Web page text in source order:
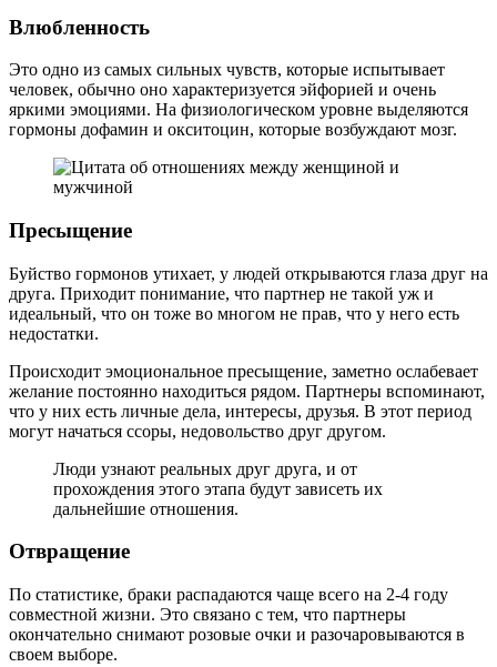
Влюбленность
Это одно из самых сильных чувств, которые испытывает
человек, обычно оно характеризуется эйфорией и очень
яркими эмоциями. На физиологическом уровне выделяются
гормоны дофамин и окситоцин, которые возбуждают мозг.
Пресыщение
Буйство гормонов утихает, у людей открываются глаза друг на
друга. Приходит понимание, что партнер не такой уж и
идеальный, что он тоже во многом не прав, что у него есть
недостатки.
Происходит эмоциональное пресыщение, заметно ослабевает
желание постоянно находиться рядом. Партнеры вспоминают,
что у них есть личные дела, интересы, друзья. В этот период
могут начаться ссоры, недовольство друг другом.
Люди узнают реальных друг друга, и от
прохождения этого этапа будут зависеть их
дальнейшие отношения.
Отвращение
По статистике, браки распадаются чаще всего на 2-4 году
совместной жизни. Это связано с тем, что партнеры
окончательно снимают розовые очки и разочаровываются в
своем выборе.